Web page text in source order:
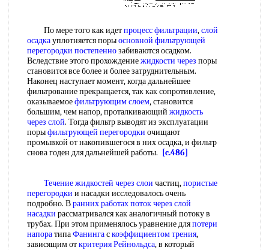
По мере того как идетпроцесс фильтрации,слой
осадкауплотняется порыосновной фильтрующей
перегородки постепеннозабиваются осадком.
Вследствие этого прохождениежидкости через поры
становится все более и более затруднительным.
Наконец наступает момент, когда дальнейшее
фильтрование прекращается, так как сопротивление,
оказываемоефильтрующим слоем, становится
большим, чем напор, проталкивающий жидкость
через слой. Тогда фильтр выводят из эксплуатации
порыфильтрующей перегородки очищают
промывкой от накопившегося в них осадка, и фильтр
снова годен для дальнейшей работы.
[c.486]
Течение жидкостей через слои частиц,пористые
перегородки и насадки исследовалось очень
подробно. Вранних работахпоток через слой
насадки рассматривался как аналогичный потоку в
трубах. При этом применялось уравнение дляпотери
напоратипаФанингаскоэффициентом трения,
зависящим откритерия Рейнольдса, в который